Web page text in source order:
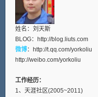
姓名：刘天斯
BLOG： http://blog.liuts.com
微博： http://t.qq.com/yorkoliu
http://weibo.com/yorkoliu
工作经历：
1、天涯社区(2005~2011)